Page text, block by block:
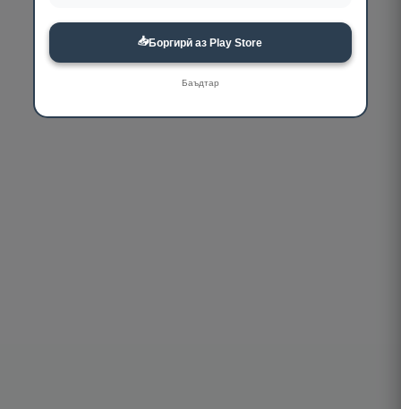
📥Боргирӣ аз Play Store
Баъдтар